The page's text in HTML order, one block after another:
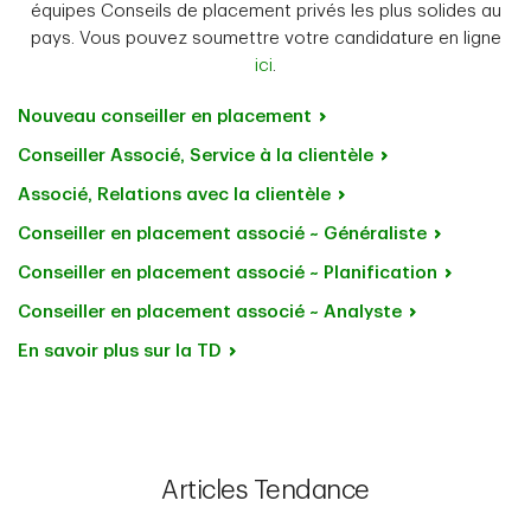
équipes Conseils de placement privés les plus solides au
pays. Vous pouvez soumettre votre candidature en ligne
ici
Nouveau conseiller en placement
Conseiller Associé, Service à la clientèle
Associé, Relations avec la clientèle
Conseiller en placement associé ~ Généraliste
Conseiller en placement associé ~ Planification
Conseiller en placement associé ~ Analyste
En savoir plus sur la TD
Articles Tendance